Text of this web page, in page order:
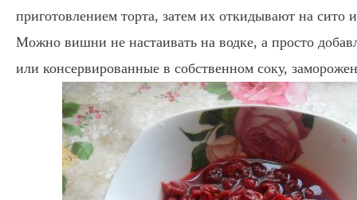
приготовлением торта, затем их откидывают на сито
Можно вишни не настаивать на водке, а просто
или консервированные в собственном соку,